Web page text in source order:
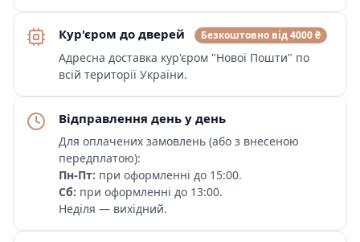
Кур'єром до дверей Безкоштовно від 4000 ₴
Адресна доставка кур'єром "Нової Пошти" по
всій території України.
Відправлення день у день
Для оплачених замовлень (або з внесеною
передплатою):
Пн-Пт: при оформленні до 15:00.
Сб: при оформленні до 13:00.
Неділя — вихідний.